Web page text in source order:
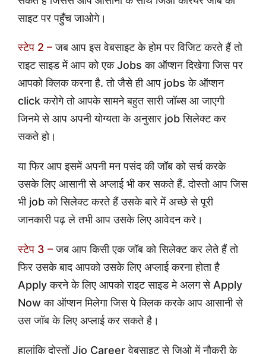
साइट पर पहुँच जाओगे।
स्टेप 2 –जब आप इस वेबसाइट के होम पर विजिट करते हैं तो
राइट साइड में आप को एक Jobs का ऑप्शन दिखेगा जिस पर
आपको क्लिक करना है. तो जैसे ही आप jobs के ऑप्शन
click करोगे तो आपके सामने बहुत सारी जॉब्स आ जाएगी
जिनमे से आप अपनी योग्यता के अनुसार job सिलेक्ट कर
सकते हो।
या फिर आप इसमें अपनी मन पसंद की जॉब को सर्च करके
उसके लिए आसानी से अप्लाई भी कर सकते हैं. दोस्तो आप जिस
भी job को सिलेक्ट करते हैं उसके बारे में अच्छे से पूरी
जानकारी पढ़ ले तभी आप उसके लिए आवेदन करे।
स्टेप 3 –जब आप किसी एक जॉब को सिलेक्ट कर लेते हैं तो
फिर उसके बाद आपको उसके लिए अप्लाई करना होता है
Apply करने के लिए आपको राइट साइड मे अलग से Apply
Now का ऑप्शन मिलेगा जिस पे क्लिक करके आप आसानी से
उस जॉब के लिए अप्लाई कर सकते है।
हालांकि दोस्तों Jio Career वेबसाइट से जिओ में नौकरी के